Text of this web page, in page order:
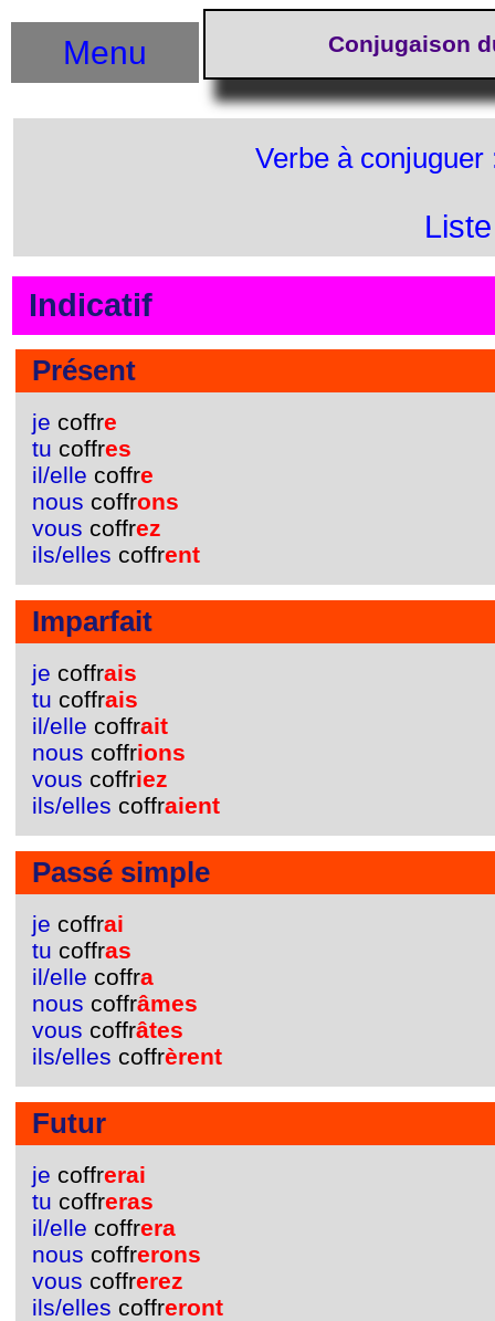
Conjugaison
Menu
Verbe à
Indicatif
Présent
je coffre
tu coffres
il/elle coffre
nous coffrons
vous coffrez
ils/elles coffrent
Imparfait
je coffrais
tu coffrais
il/elle coffrait
nous coffrions
vous coffriez
ils/elles coffraient
Passé simple
je coffrai
tu coffras
il/elle coffra
nous coffrâmes
vous coffrâtes
ils/elles coffrèrent
Futur
je coffrerai
tu coffreras
il/elle coffrera
nous coffrerons
vous coffrerez
ils/elles coffreront